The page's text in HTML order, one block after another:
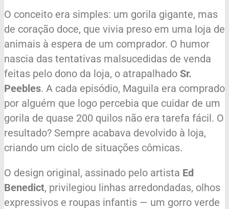
O conceito era simples: um gorila gigante, mas
de coração doce, que vivia preso em uma loja de
animais à espera de um comprador. O humor
nascia das tentativas malsucedidas de venda
feitas pelo dono da loja, o atrapalhado Sr.
Peebles. A cada episódio, Maguila era comprado
por alguém que logo percebia que cuidar de um
gorila de quase 200 quilos não era tarefa fácil. O
resultado? Sempre acabava devolvido à loja,
criando um ciclo de situações cômicas.
O design original, assinado pelo artista Ed
Benedict, privilegiou linhas arredondadas, olhos
expressivos e roupas infantis — um gorro verde